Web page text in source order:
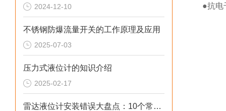
2024-12-10
不锈钢防爆流量开关的工作原理及应用
2025-07-03
压力式液位计的知识介绍
2025-02-17
雷达液位计安装错误大盘点：10个常见问题影响测量精度
●抗电